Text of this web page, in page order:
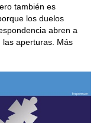
también es
los duelos
abren a
aperturas. Más